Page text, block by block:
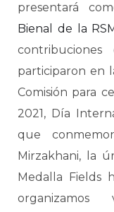
presentará
Bienal de la
participaron en
Comisión para
2021, Día
que
Mirzakhani, la
Medalla Fields
organizamos